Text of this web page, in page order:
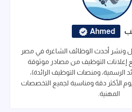
Ahmed
أحدث الوظائف الشاغرة في مصر
إعلانات التوظيف من مصادر موثوقة
الرسمية، ومنصات التوظيف الرائدة)،
الأكثر دقة ومناسبة لجميع التخصصات
المهنية.